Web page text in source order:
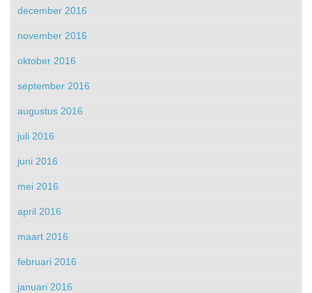
december 2016
november 2016
oktober 2016
september 2016
augustus 2016
juli 2016
juni 2016
mei 2016
april 2016
maart 2016
februari 2016
januari 2016